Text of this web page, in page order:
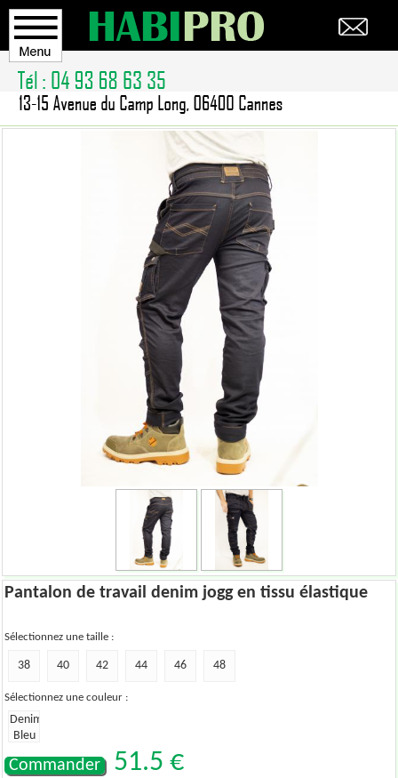
Pantalon de travail denim jogg en tissu élastique
Sélectionnez une taille :
38 40 42 44 46 48
Sélectionnez une couleur :
Denim
Bleu
Commander 51.5 €